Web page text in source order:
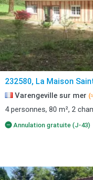
232580, La Maison
Varengeville sur mer
4 personnes, 80 m², 2
Annulation gratuite (J-43)